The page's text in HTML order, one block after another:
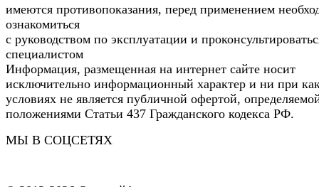
имеются противопоказания, перед применением
ознакомиться
с руководством по эксплуатации и
специалистом
Информация, размещенная на интернет сайте носит
исключительно информационный характер и ни при
условиях не является публичной офертой,
положениями Статьи 437 Гражданского кодекса РФ.
МЫ В СОЦСЕТЯХ